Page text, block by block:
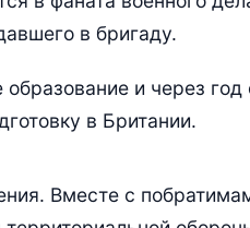
в бригаду.
и через
в Британии.
Вместе с